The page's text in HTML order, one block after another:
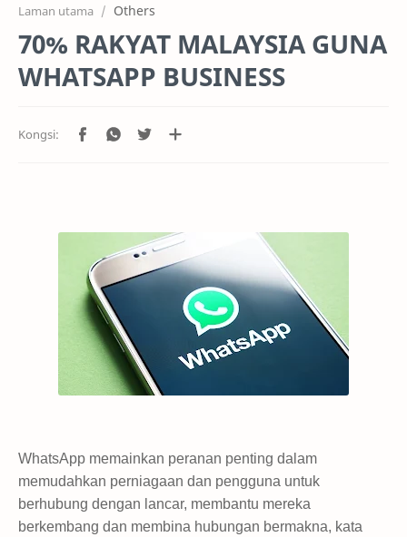
Laman utama Others
70% RAKYAT MALAYSIA GUNA
WHATSAPP BUSINESS
WhatsApp memainkan peranan penting dalam
memudahkan perniagaan dan pengguna untuk
berhubung dengan lancar, membantu mereka
berkembang dan membina hubungan bermakna, kata